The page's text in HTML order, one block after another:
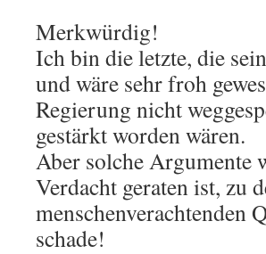
Merkwürdig!
Ich bin die letzte, die seiner Mutter Corona wünschen würde
und wäre sehr froh gewesen, wenn alte Menschen
Regierung nicht
gestärkt worden wären.
Aber solche Argumente
Verdacht geraten ist, zu
menschenverachtenden
schade!